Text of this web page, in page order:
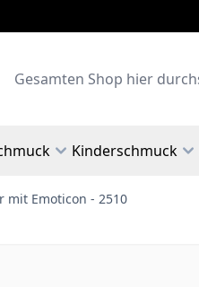
Search
Kinderschmuck
mit Emoticon - 2510